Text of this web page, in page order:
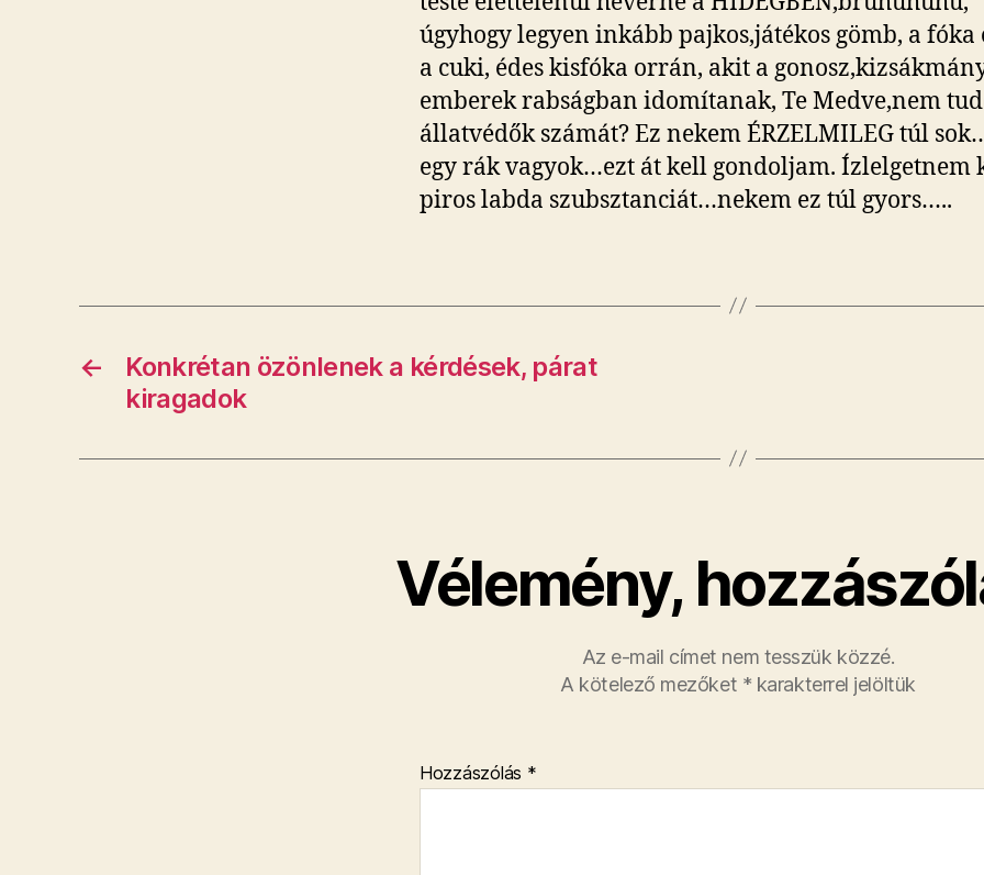
úgyhogy legyen inkább pajkos,játékos gömb, a
a cuki, édes kisfóka orrán, akit a
emberek rabságban idomítanak, Te Medve,nem
állatvédők számát? Ez nekem ÉRZELMILEG túl
egy rák vagyok…ezt át kell gondoljam. Ízlelgetnem
piros labda szubsztanciát…nekem ez túl gyors…..
←
Konkrétan özönlenek a kérdések, párat
kiragadok
Vélemény,
Az e-mail címet nem tesszük közzé.
A kötelező mezőket * karakterrel jelöltük
Hozzászólás *